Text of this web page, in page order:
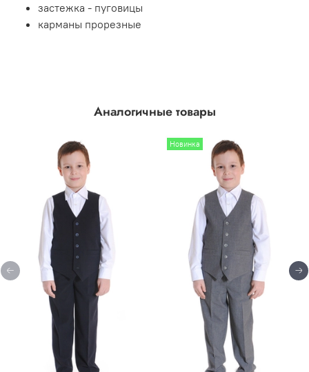
застежка - пуговицы
карманы прорезные
Аналогичные товары
Новинка